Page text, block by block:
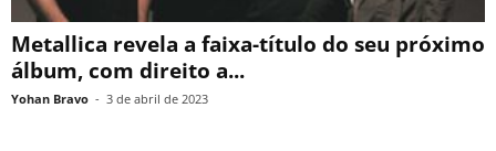
Metallica revela a faixa-título do seu próximo
álbum, com direito a...
Yohan Bravo - 3 de abril de 2023